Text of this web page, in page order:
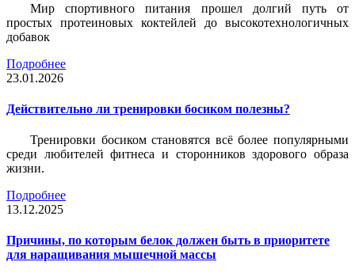
Мир спортивного питания прошел долгий путь от
простых протеиновых коктейлей до высокотехнологичных
добавок
Подробнее
23.01.2026
Действительно ли тренировки босиком полезны?
Тренировки босиком становятся всё более популярными
среди любителей фитнеса и сторонников здорового образа
жизни.
Подробнее
13.12.2025
Причины, по которым белок должен быть в приоритете
для наращивания мышечной массы